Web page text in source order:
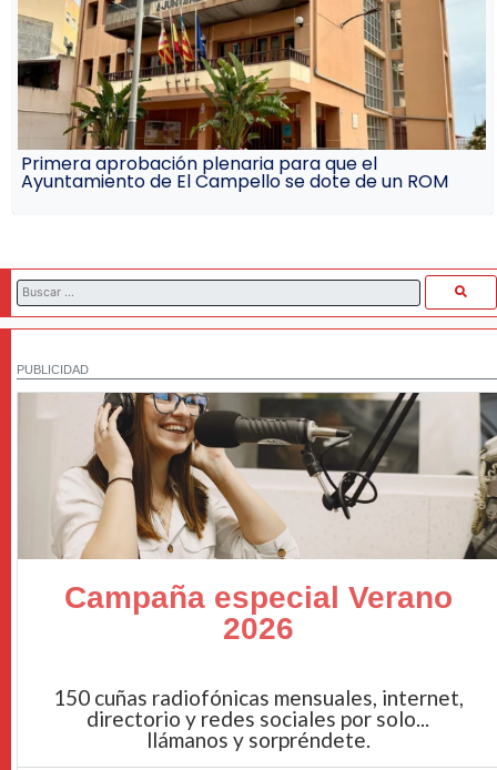
Primera aprobación plenaria para que el
Ayuntamiento de El Campello se dote de un ROM
PUBLICIDAD
Campaña especial Verano
2026
150 cuñas radiofónicas mensuales, internet,
directorio y redes sociales por solo...
llámanos y sorpréndete.